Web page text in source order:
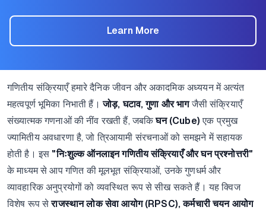
Learn More
गणितीय संक्रियाएँ हमारे दैनिक जीवन और अकादमिक अध्ययन में अत्यंत
महत्वपूर्ण भूमिका निभाती हैं।जोड़, घटाव, गुणा और भागजैसी संक्रियाएँ
संख्यात्मक गणनाओं की नींव रखती हैं, जबकिघन (Cube) एक प्रमुख
ज्यामितीय अवधारणा है, जो त्रिआयामी संरचनाओं को समझने में सहायक
होती है। इस "निःशुल्क ऑनलाइन गणितीय संक्रियाएँ और घन प्रश्नोत्तरी"
के माध्यम से आप गणित की मूलभूत संक्रियाओं, उनके गुणधर्म और
व्यावहारिक अनुप्रयोगों को व्यवस्थित रूप से सीख सकते हैं। यह क्विज
विशेष रूप सेराजस्थान लोक सेवा आयोग (RPSC), कर्मचारी चयन आयोग